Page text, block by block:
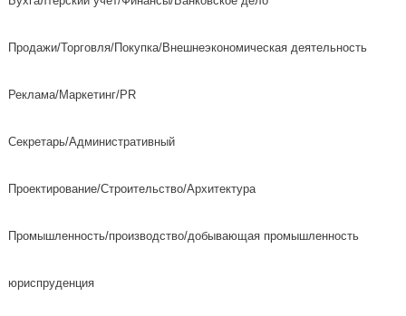
Продажи/Торговля/Покупка/Внешнеэкономическая деятельность
Реклама/Маркетинг/PR
Секретарь/Административный
Проектирование/Строительство/Архитектура
Промышленность/производство/добывающая промышленность
юриспруденция